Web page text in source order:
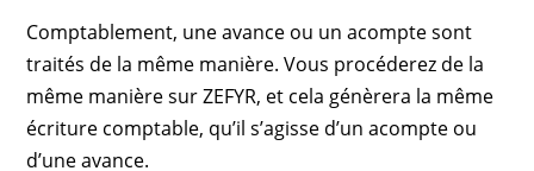
Comptablement, une avance ou un acompte sont
traités de la même manière. Vous procéderez de la
même manière sur ZEFYR, et cela génèrera la même
écriture comptable, qu’il s’agisse d’un acompte ou
d’une avance.